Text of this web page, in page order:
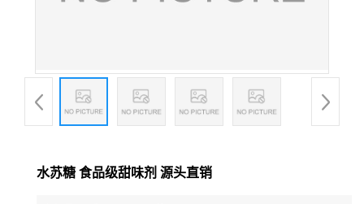
水苏糖 食品级甜味剂 源头直销